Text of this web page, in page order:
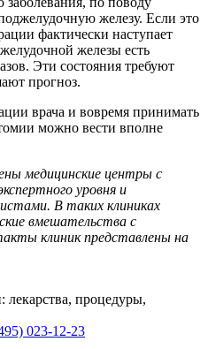
железу. Если это
фактически наступает
железы есть
Эти состояния требуют
прогноз.
врача и вовремя принимать
можно вести вполне
медицинские центры с
уровня и
В таких клиниках
вмешательства с
клиник представлены на
процедуры,
023-12-23